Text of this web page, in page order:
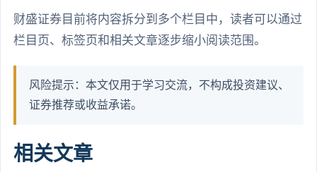
财盛证券目前将内容拆分到多个栏目中，读者可以通过
栏目页、标签页和相关文章逐步缩小阅读范围。
风险提示：本文仅用于学习交流，不构成投资建议、
证券推荐或收益承诺。
相关文章